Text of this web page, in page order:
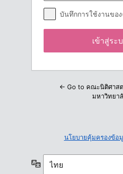
บันทึกการใช้งานขอ
← Go to คณะนิติศาส
มหาวิทยา
นโยบายคุ้มครองข้อ
ภาษา